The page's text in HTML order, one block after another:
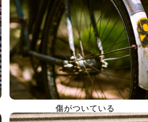
傷がついている